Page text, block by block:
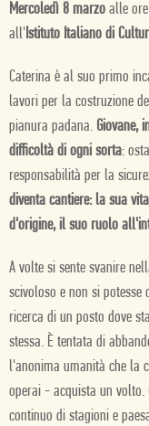
Mercoledì 8 marzo alle ore
all'Istituto Italiano di
Caterina è al suo primo
lavori per la costruzione
pianura padana. Giovane,
difficoltà di ogni sorta:
responsabilità per la
diventa cantiere: la sua
d'origine, il suo ruolo
A volte si sente svanire
scivoloso e non si
ricerca di un posto dove
stessa. È tentata di
l'anonima umanità che la
operai - acquista un volto.
continuo di stagioni e